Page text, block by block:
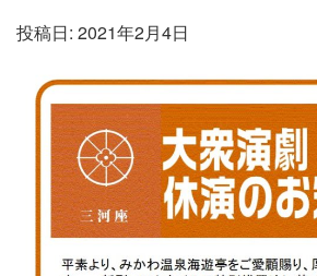
投稿日: 2021年2月4日